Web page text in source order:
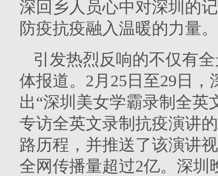
深回乡人员心中对深圳的
防疫抗疫融入温暖的力量。
引发热烈反响的不仅有
体报道。2月25日至29日
出“深圳美女学霸录制全英
专访全英文录制抗疫演讲
路历程，并推送了该演讲
全网传播量超过2亿。深